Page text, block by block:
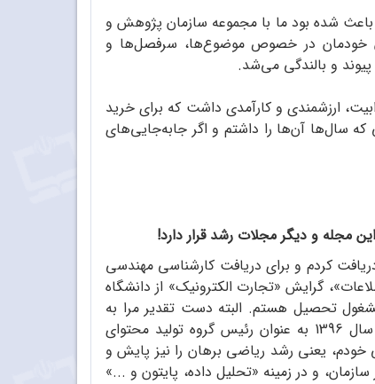
شده بود ما با مجموعه سازمان پژوهش و
خودمان در خصوص موضوع‌ها، سرفصل‌ها و
و بالندگی می‌شد.
ارزشمندی و کارآمدی داشت که برای خرید
سال‌ها آن‌ها را داشتم و اگر جابه‌جایی‌های
مجله و دیگر مجلات رشد قرار دارد!‌
کردم و برای دریافت کارشناسی مهندسی
گرایش «تجارت الکترونیک» از دانشگاه
«گرایش کسب‌وکار» مشغول تحصیل هستم. البته دست تقدیر مرا به
آموزش‌وپرورش و مهد تولید مجله‌های رشد، یعنی سازمان پژوهش و برنامه‌ریزی آموزشی کشاند. بدین‌گونه که از آبان ماه سال 1396 به عنوان رئیس گروه تولید محتوای
خودم، یعنی رشد ریاضی برهان را نیز پایش و
و در زمینه «تحلیل داده، پایتون و ...»